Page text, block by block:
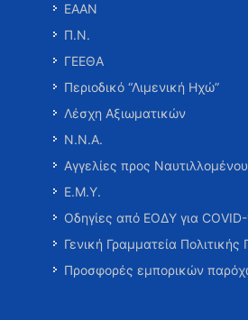
ΕΑΑΝ
Π.Ν.
ΓΕΕΘΑ
Περιοδικό “Λιμενική Ηχώ”
Λέσχη Αξιωματικών
Ν.Ν.Α.
Αγγελίες προς
Ε.Μ.Υ.
Οδηγίες από ΕΟΔΥ για
Γενική Γραμματεία Πολιτικής
Προσφορές εμπορικών